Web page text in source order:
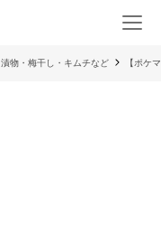
漬物・梅干し・キムチなど 【ポ